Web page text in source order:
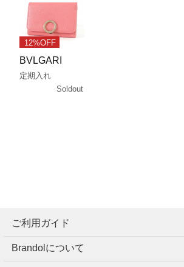
12%OFF
BVLGARI
定期入れ
Soldout
ご利用ガイド
Brandolについて